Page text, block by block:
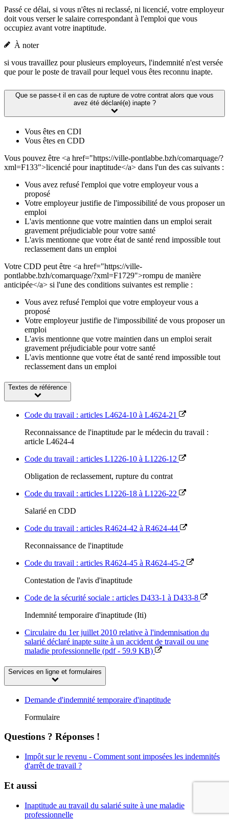
Passé ce délai, si vous n'êtes ni reclassé, ni licencié, votre employeur
doit vous verser le salaire correspondant à l'emploi que vous
occupiez avant votre inaptitude.
À noter
si vous travaillez pour plusieurs employeurs, l'indemnité n'est versée
que pour le poste de travail pour lequel vous êtes reconnu inapte.
Que se passe-t il en cas de rupture de votre contrat alors que vous
avez été déclaré(e) inapte ?
Vous êtes en CDI
Vous êtes en CDD
Vous pouvez être <a href="https://ville-pontlabbe.bzh/comarquage/?
xml=F133">licencié pour inaptitude</a> dans l'un des cas suivants :
Vous avez refusé l'emploi que votre employeur vous a
proposé
Votre employeur justifie de l'impossibilité de vous proposer un
emploi
L'avis mentionne que votre maintien dans un emploi serait
gravement préjudiciable pour votre santé
L'avis mentionne que votre état de santé rend impossible tout
reclassement dans un emploi
Votre CDD peut être <a href="https://ville-
pontlabbe.bzh/comarquage/?xml=F1729">rompu de manière
anticipée</a> si l'une des conditions suivantes est remplie :
Vous avez refusé l'emploi que votre employeur vous a
proposé
Votre employeur justifie de l'impossibilité de vous proposer un
emploi
L'avis mentionne que votre maintien dans un emploi serait
gravement préjudiciable pour votre santé
L'avis mentionne que votre état de santé rend impossible tout
reclassement dans un emploi
Textes de référence
Code du travail : articles L4624-10 à L4624-21
Reconnaissance de l'inaptitude par le médecin du travail :
article L4624-4
Code du travail : articles L1226-10 à L1226-12
Obligation de reclassement, rupture du contrat
Code du travail : articles L1226-18 à L1226-22
Salarié en CDD
Code du travail : articles R4624-42 à R4624-44
Reconnaissance de l'inaptitude
Code du travail : articles R4624-45 à R4624-45-2
Contestation de l'avis d'inaptitude
Code de la sécurité sociale : articles D433-1 à D433-8
Indemnité temporaire d'inaptitude (Iti)
Circulaire du 1er juillet 2010 relative à l'indemnisation du
salarié déclaré inapte suite à un accident de travail ou une
maladie professionnelle (pdf - 59.9 KB)
Services en ligne et formulaires
Demande d'indemnité temporaire d'inaptitude
Formulaire
Questions ? Réponses !
Impôt sur le revenu - Comment sont imposées les indemnités
d'arrêt de travail ?
Et aussi
Inaptitude au travail du salarié suite à une maladie
professionnelle